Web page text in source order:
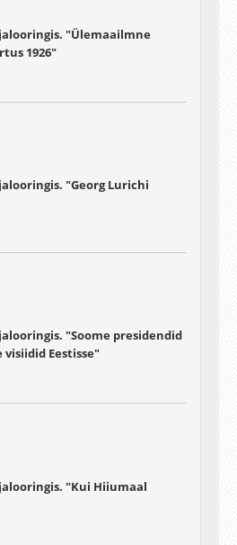
"Ülemaailmne
1926"
"Georg Lurichi
"Soome presidendid
visiidid Eestisse"
"Kui Hiiumaal